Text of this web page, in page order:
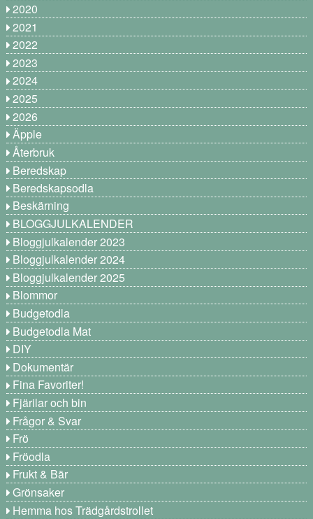
2020
2021
2022
2023
2024
2025
2026
Äpple
Återbruk
Beredskap
Beredskapsodla
Beskärning
BLOGGJULKALENDER
Bloggjulkalender 2023
Bloggjulkalender 2024
Bloggjulkalender 2025
Blommor
Budgetodla
Budgetodla Mat
DIY
Dokumentär
Fina Favoriter!
Fjärilar och bin
Frågor & Svar
Frö
Fröodla
Frukt & Bär
Grönsaker
Hemma hos Trädgårdstrollet